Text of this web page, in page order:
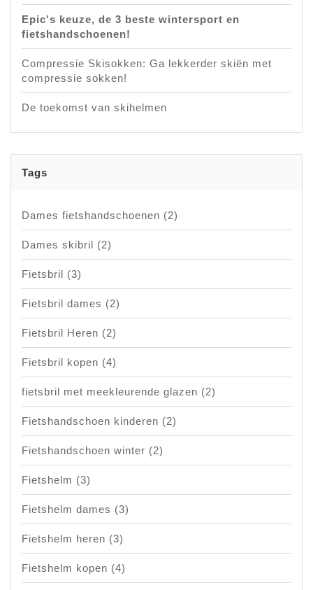
Epic's keuze, de 3 beste wintersport en
fietshandschoenen!
Compressie Skisokken: Ga lekkerder skiën met
compressie sokken!
De toekomst van skihelmen
Tags
Dames fietshandschoenen (2)
Dames skibril (2)
Fietsbril (3)
Fietsbril dames (2)
Fietsbril Heren (2)
Fietsbril kopen (4)
fietsbril met meekleurende glazen (2)
Fietshandschoen kinderen (2)
Fietshandschoen winter (2)
Fietshelm (3)
Fietshelm dames (3)
Fietshelm heren (3)
Fietshelm kopen (4)